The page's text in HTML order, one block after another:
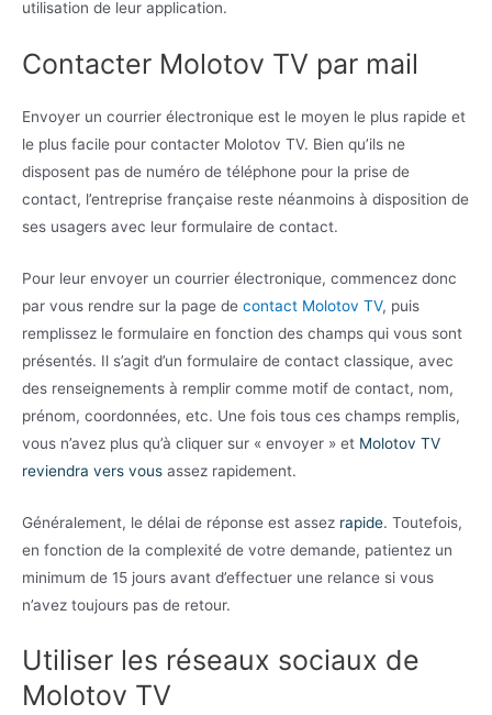
utilisation de leur application.
Contacter Molotov TV par mail
Envoyer un courrier électronique est le moyen le plus rapide et
le plus facile pour contacter Molotov TV. Bien qu’ils ne
disposent pas de numéro de téléphone pour la prise de
contact, l’entreprise française reste néanmoins à disposition de
ses usagers avec leur formulaire de contact.
Pour leur envoyer un courrier électronique, commencez donc
par vous rendre sur la page de contact Molotov TV, puis
remplissez le formulaire en fonction des champs qui vous sont
présentés. Il s’agit d’un formulaire de contact classique, avec
des renseignements à remplir comme motif de contact, nom,
prénom, coordonnées, etc. Une fois tous ces champs remplis,
vous n’avez plus qu’à cliquer sur « envoyer » et Molotov TV
reviendra vers vous assez rapidement.
Généralement, le délai de réponse est assez rapide. Toutefois,
en fonction de la complexité de votre demande, patientez un
minimum de 15 jours avant d’effectuer une relance si vous
n’avez toujours pas de retour.
Utiliser les réseaux sociaux de
Molotov TV